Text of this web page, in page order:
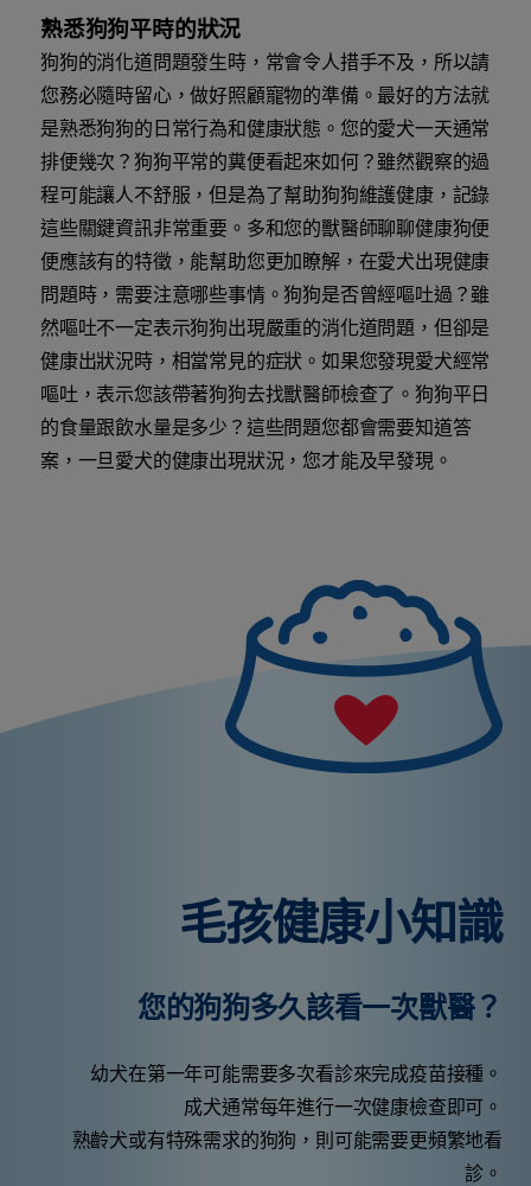
熟悉狗狗平時的狀況
狗狗的消化道問題發生時，常會令人措手不及，所以請
您務必隨時留心，做好照顧寵物的準備。最好的方法就
是熟悉狗狗的日常行為和健康狀態。您的愛犬一天通常
排便幾次？狗狗平常的糞便看起來如何？雖然觀察的過
程可能讓人不舒服，但是為了幫助狗狗維護健康，記錄
這些關鍵資訊非常重要。多和您的獸醫師聊聊健康狗便
便應該有的特徵，能幫助您更加瞭解，在愛犬出現健康
問題時，需要注意哪些事情。狗狗是否曾經嘔吐過？雖
然嘔吐不一定表示狗狗出現嚴重的消化道問題，但卻是
健康出狀況時，相當常見的症狀。如果您發現愛犬經常
嘔吐，表示您該帶著狗狗去找獸醫師檢查了。狗狗平日
的食量跟飲水量是多少？這些問題您都會需要知道答
案，一旦愛犬的健康出現狀況，您才能及早發現。
毛孩健康小知識
您的狗狗多久該看一次獸醫？
幼犬在第一年可能需要多次看診來完成疫苗接種。
成犬通常每年進行一次健康檢查即可。
熟齡犬或有特殊需求的狗狗，則可能需要更頻繁地看
診。